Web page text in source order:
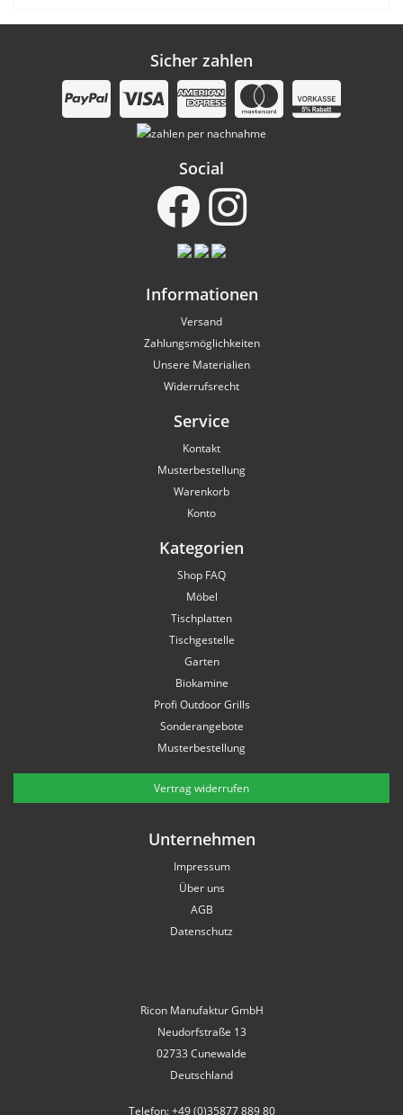
Sicher zahlen
Social
Informationen
Versand
Zahlungsmöglichkeiten
Unsere Materialien
Widerrufsrecht
Service
Kontakt
Musterbestellung
Warenkorb
Konto
Kategorien
Shop FAQ
Möbel
Tischplatten
Tischgestelle
Garten
Biokamine
Profi Outdoor Grills
Sonderangebote
Musterbestellung
Vertrag widerrufen
Unternehmen
Impressum
Über uns
AGB
Datenschutz
Ricon Manufaktur GmbH
Neudorfstraße 13
02733 Cunewalde
Deutschland
Telefon: +49 (0)35877 889 80